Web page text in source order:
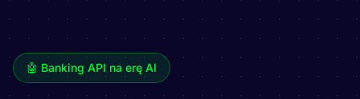
🤖 Banking API na erę AI